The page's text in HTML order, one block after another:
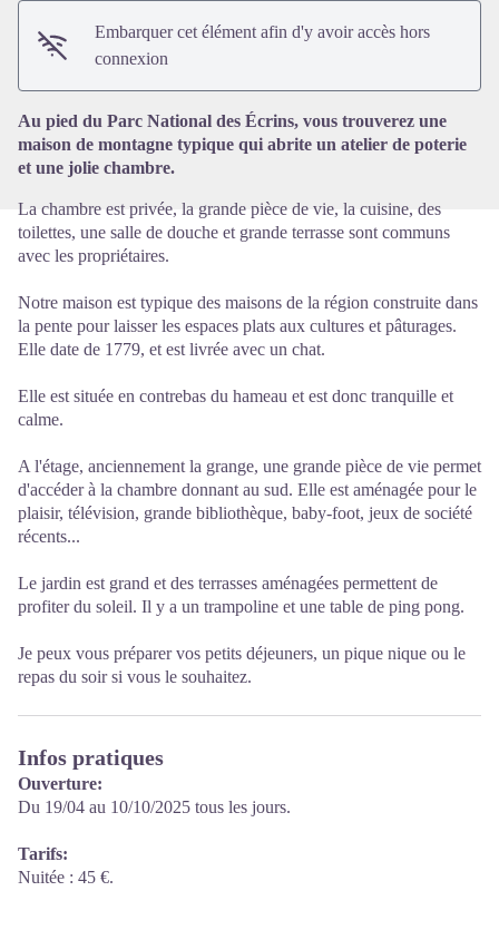
Voir l'image en plein écran
Embarquer cet élément afin d'y avoir accès hors
connexion
Au pied du Parc National des Écrins, vous trouverez une
maison de montagne typique qui abrite un atelier de poterie
et une jolie chambre.
La chambre est privée, la grande pièce de vie, la cuisine, des
toilettes, une salle de douche et grande terrasse sont communs
avec les propriétaires.
Notre maison est typique des maisons de la région construite dans
la pente pour laisser les espaces plats aux cultures et pâturages.
Elle date de 1779, et est livrée avec un chat.
Elle est située en contrebas du hameau et est donc tranquille et
calme.
A l'étage, anciennement la grange, une grande pièce de vie permet
d'accéder à la chambre donnant au sud. Elle est aménagée pour le
plaisir, télévision, grande bibliothèque, baby-foot, jeux de société
récents...
Le jardin est grand et des terrasses aménagées permettent de
profiter du soleil. Il y a un trampoline et une table de ping pong.
Je peux vous préparer vos petits déjeuners, un pique nique ou le
repas du soir si vous le souhaitez.
Infos pratiques
Ouverture:
Du 19/04 au 10/10/2025 tous les jours.
Tarifs:
Nuitée : 45 €.